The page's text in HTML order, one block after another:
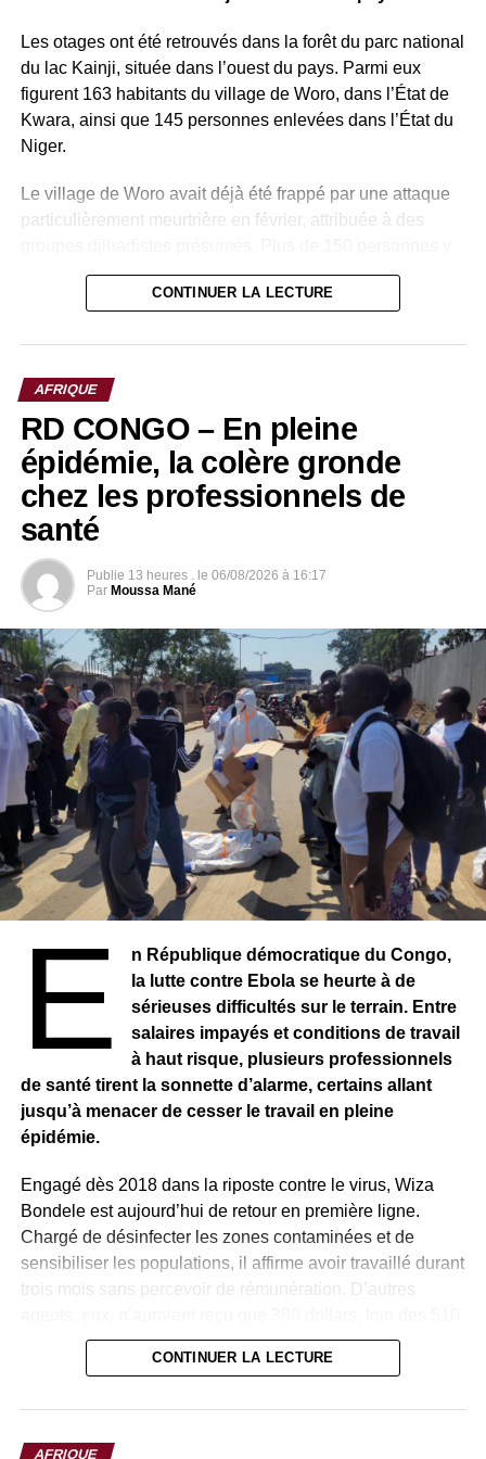
Les otages ont été retrouvés dans la forêt du parc national
du lac Kainji, située dans l’ouest du pays. Parmi eux
figurent 163 habitants du village de Woro, dans l’État de
Kwara, ainsi que 145 personnes enlevées dans l’État du
Niger.
Le village de Woro avait déjà été frappé par une attaque
particulièrement meurtrière en février, attribuée à des
avaient été tuées, tandis que de nombreux habitants
avaient été enlevés.
Pour mener à bien cette opération, les autorités
police, les services de renseignement ainsi que le Centre
national de lutte contre le terrorisme. Cette coordination a
permis de localiser et de libérer les otages dans une zone
forestière réputée difficile d’accès.
Malgré cette réussite, le Nigeria reste confronté à une
particulier dans les régions du nord et du centre.
moins 52 personnes, dont des enfants, ont été enlevées
dans l’État de Zamfara, illustrant la persistance de
l’insécurité dans le pays.
CONTINUER LA LECTURE
AFRIQUE
RD CONGO – En pleine
épidémie, la colère gronde
chez les professionnels de
santé
Publie 13 heures . le 06/08/2026 à 16:17
Par Moussa Mané
E
n République démocratique du Congo,
la lutte contre Ebola se heurte à de
sérieuses difficultés sur le terrain. Entre
salaires impayés et conditions de travail
à haut risque, plusieurs professionnels
de santé tirent la sonnette d’alarme, certains allant
jusqu’à menacer de cesser le travail en pleine
épidémie.
Engagé dès 2018 dans la riposte contre le virus, Wiza
Bondele est aujourd’hui de retour en première ligne.
Chargé de désinfecter les zones contaminées et de
sensibiliser les populations, il affirme avoir travaillé durant
trois mois sans percevoir de rémunération. D’autres
dollars initialement promis.
collègues ont entamé une grève en juillet, dénonçant à la
fois le non-paiement des salaires et les risques encourus
CONTINUER LA LECTURE
AFRIQUE